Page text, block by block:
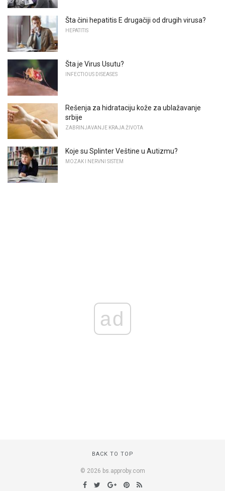
Šta čini hepatitis E drugačiji od drugih virusa?
HEPATITIS
Šta je Virus Usutu?
INFECTIOUS DISEASES
Rešenja za hidrataciju kože za ublažavanje
srbije
ZABRINJAVANJE KRAJA ŽIVOTA
Koje su Splinter Veštine u Autizmu?
MOZAK I NERVNI SISTEM
ad
BACK TO TOP
© 2026 bs.approby.com